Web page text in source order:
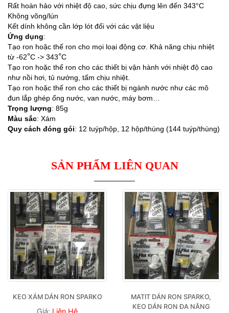
Rất hoàn hảo với nhiệt độ cao, sức chịu đựng lên đến 343°C
Không võng/lún
Kết dính không cần lớp lót đối với các vật liệu
Ứng dụng:
Tạo ron hoặc thế ron cho mọi loại động cơ. Khả năng chịu nhiệt
từ -62°C -> 343°C
Tạo ron hoặc thế ron cho các thiết bị vận hành với nhiệt độ cao
như nồi hơi, tủ nướng, tấm chịu nhiệt.
Tạo ron hoặc thế ron cho các thiết bị ngành nước như các mô
đun lắp ghép ống nước, van nước, máy bơm…
Trọng lượng: 85g
Màu sắc: Xám
Quy cách đóng gói: 12 tuýp/hộp, 12 hộp/thùng (144 tuýp/thùng)
SẢN PHẨM LIÊN QUAN
KEO XÁM DÁN RON SPARKO
Giá: Liên Hệ
MATIT DÁN RON SPARKO,
KEO DÁN RON ĐA NĂNG